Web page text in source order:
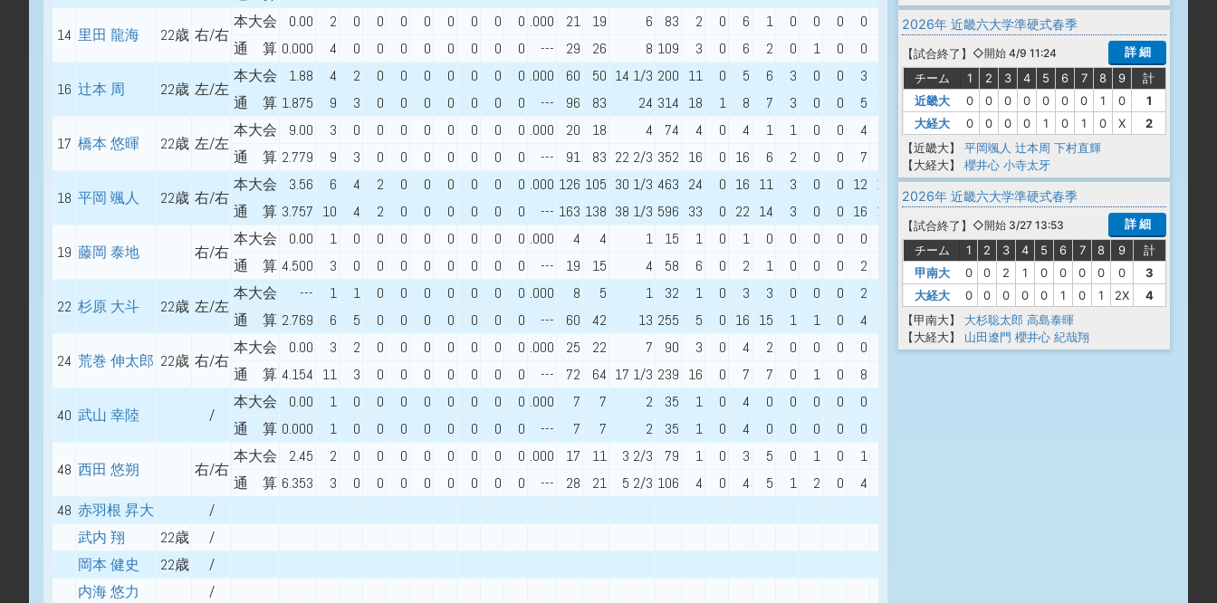
14 里田 龍海 22歳 右/右
本大会 0.00 2 0 0 0 0 0 0 0 0 .000 21 19 6 83 2 0 6 1 0 0 0 0 0.50
寝屋川
通 算 0.000 4 0 0 0 0 0 0 0 0 --- 29 26 8 109 3 0 6 2 0 1 0 0 0.63
16 辻本 周 22歳 左/左
本大会 1.88 4 2 0 0 0 0 0 0 0 .000 60 50 14 1/3 200 11 0 5 6 3 0 0 3 1.19
大阪産大附属
通 算 1.875 9 3 0 0 0 0 0 0 0 --- 96 83 24 314 18 1 8 7 3 0 0 5 1.04
17 橋本 悠暉 22歳 左/左
本大会 9.00 3 0 0 0 0 0 0 0 0 .000 20 18 4 74 4 0 4 1 1 0 0 4 1.25
育英
通 算 2.779 9 3 0 0 0 0 0 0 0 --- 91 83 22 2/3 352 16 0 16 6 2 0 0 7 0.97
18 平岡 颯人 22歳 右/右
本大会 3.56 6 4 2 0 0 0 0 0 0 .000 126 105 30 1/3 463 24 0 16 11 3 0 0 12 12 1.15
報徳学園
通 算 3.757 10 4 2 0 0 0 0 0 0 --- 163 138 38 1/3 596 33 0 22 14 3 0 0 16 16 1.23
19 藤岡 泰地 右/右
本大会 0.00 1 0 0 0 0 0 0 0 0 .000 4 4 1 15 1 0 1 0 0 0 0 0 1.00
近大付属
通 算 4.500 3 0 0 0 0 0 0 0 0 --- 19 15 4 58 6 0 2 1 0 0 0 2 1.75
22 杉原 大斗 22歳 左/左
本大会 --- 1 1 0 0 0 0 0 0 0 .000 8 5 1 32 1 0 3 3 0 0 0 2 4.00
近大附属
通 算 2.769 6 5 0 0 0 0 0 0 0 --- 60 42 13 255 5 0 16 15 1 1 0 4 1.54
24 荒巻 伸太郎 22歳 右/右
本大会 0.00 3 2 0 0 0 0 0 0 0 .000 25 22 7 90 3 0 4 2 0 0 0 0 0.71
通 算 4.154 11 3 0 0 0 0 0 0 0 --- 72 64 17 1/3 239 16 0 7 7 0 1 0 8
40 武山 幸陸 /
本大会 0.00 1 0 0 0 0 0 0 0 0 .000 7 7 2 35 1 0 4 0 0 0 0 0
通 算 0.000 1 0 0 0 0 0 0 0 0 --- 7 7 2 35 1 0 4 0 0 0 0 0
48 西田 悠朔 右/右
本大会 2.45 2 0 0 0 0 0 0 0 0 .000 17 11 3 2/3 79 1 0 3 5 0 1 0 1
通 算 6.353 3 0 0 0 0 0 0 0 0 --- 28 21 5 2/3 106 4 0 4 5 1 2 0 4
48 赤羽根 昇大 /
武内 翔
22歳 /
岡本 健史
22歳 /
内海 悠力
/
2026年 近畿六大学準硬式春季
【試合終了 】 ◇開始 4/9 11:24
詳 細
チーム
1 2 3 4 5 6 7 8 9
計
近畿大
0 0 0 0 0 0 0 1 0
1
大経大
0 0 0 0 1 0 1 0 X
2
【近畿大】
平岡颯人 辻本周 下村直輝
【大経大】
櫻井心 小寺太牙
2026年 近畿六大学準硬式春季
【試合終了 】 ◇開始 3/27 13:53
詳 細
チーム
1 2 3 4 5 6 7 8 9
計
甲南大
0 0 2 1 0 0 0 0 0
3
大経大
0 0 0 0 0 1 0 1 2X
4
【甲南大】
大杉聡太郎 高島泰暉
【大経大】
山田遼門 櫻井心 紀哉翔